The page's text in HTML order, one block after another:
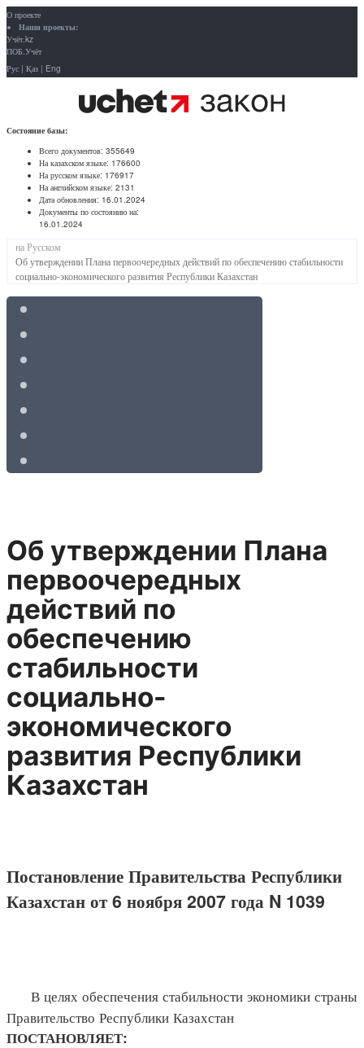
О проекте
Наши проекты:
Учёт.kz
ПОБ.Учёт
Рус | Қаз | Eng
Состояние базы:
Всего документов: 355649
На казахском языке: 176600
На русском языке: 176917
На английском языке: 2131
Дата обновления: 16.01.2024
Документы по состоянию на:
16.01.2024
на Русском
Об утверждении Плана первоочередных действий по обеспечению стабильности
социально-экономического развития Республики Казахстан
Об утверждении Плана
первоочередных
действий по
обеспечению
стабильности
социально-
экономического
развития Республики
Казахстан
Постановление Правительства Республики
Казахстан от 6 ноября 2007 года N 1039
В целях обеспечения стабильности экономики страны
Правительство Республики Казахстан
ПОСТАНОВЛЯЕТ: